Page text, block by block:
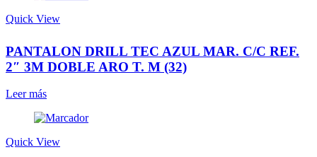
Quick View
PANTALON DRILL TEC AZUL MAR. C/C REF.
2″ 3M DOBLE ARO T. M (32)
Leer más
Quick View